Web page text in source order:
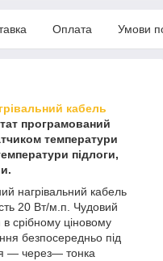
Оплата Умови
кабель
програмований
температури
підлоги,
нагрівальний кабель
20 Вт/м.п. Чудовий
в срібному ціновому
безпосередньо під
— через— тонка